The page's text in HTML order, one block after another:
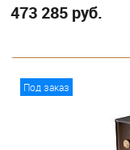
473 285 руб.
Под заказ